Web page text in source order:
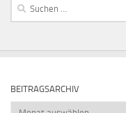
Suchen
BEITRAGSARCHIV
Beitragsarchiv